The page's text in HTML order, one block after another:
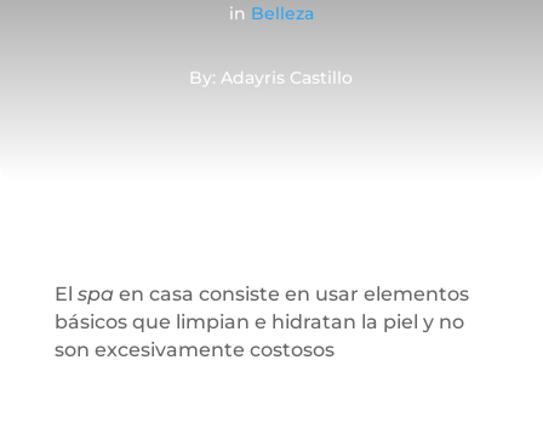
in Belleza
By: Adayris Castillo
El spa en casa consiste en usar elementos
básicos que limpian e hidratan la piel y no
son excesivamente costosos